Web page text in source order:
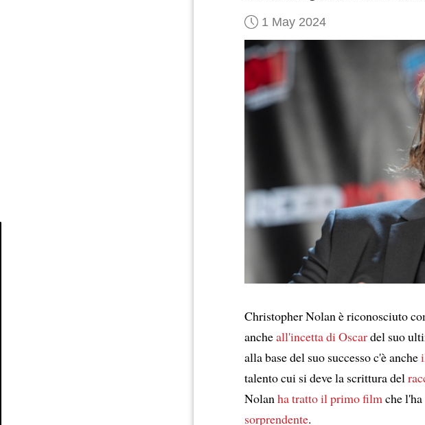
1 May 2024
Christopher Nolan è riconosciuto
ancheall'incetta di Oscardel suo
alla base del suo successo c'è anche
talento cui si deve la scrittura del
Nolan ha tratto il primo film che
sorprendente.